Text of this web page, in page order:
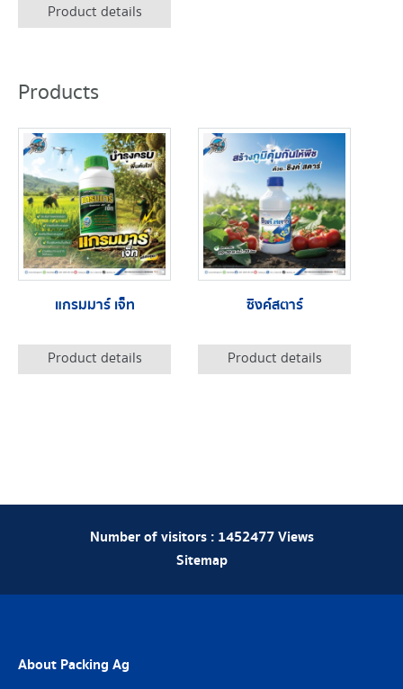
Product details
Products
แกรมมาร์ เจ็ท
Product details
ซิงค์สตาร์
Product details
Number of visitors : 1452477Views
Sitemap
About Packing Ag